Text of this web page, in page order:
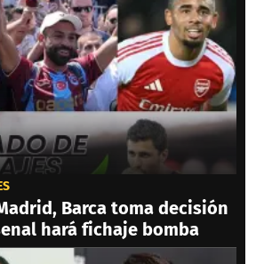
Barca toma decisión
hará fichaje bomba